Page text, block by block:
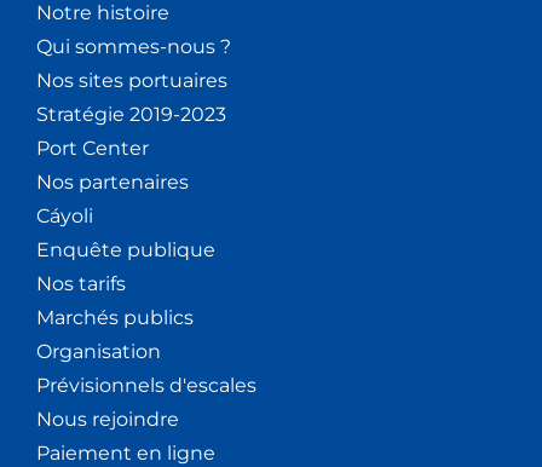
Notre histoire
Qui sommes-nous ?
Nos sites portuaires
Stratégie 2019-2023
Port Center
Nos partenaires
Cáyoli
Enquête publique
Nos tarifs
Marchés publics
Organisation
Prévisionnels d'escales
Nous rejoindre
Paiement en ligne